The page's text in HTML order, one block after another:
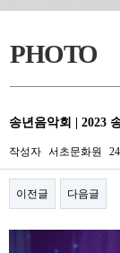
PHOTO
송년음악회 | 2023
작성자 서초문화원
이전글 다음글